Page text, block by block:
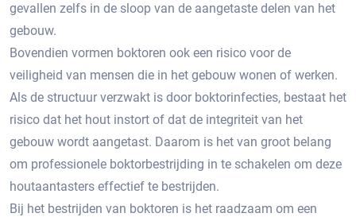
gevallen zelfs in de sloop van de aangetaste delen van het
gebouw.​
Bovendien vormen boktoren ook een risico voor de
veiligheid van mensen die in het gebouw wonen of werken.​
Als de structuur verzwakt is door boktorinfecties, bestaat het
risico dat het hout instort of dat de integriteit van het
gebouw wordt aangetast. Daarom is het van groot belang
om professionele boktorbestrijding in te schakelen om deze
houtaantasters effectief te bestrijden.​
Bij het bestrijden van boktoren is het raadzaam om een